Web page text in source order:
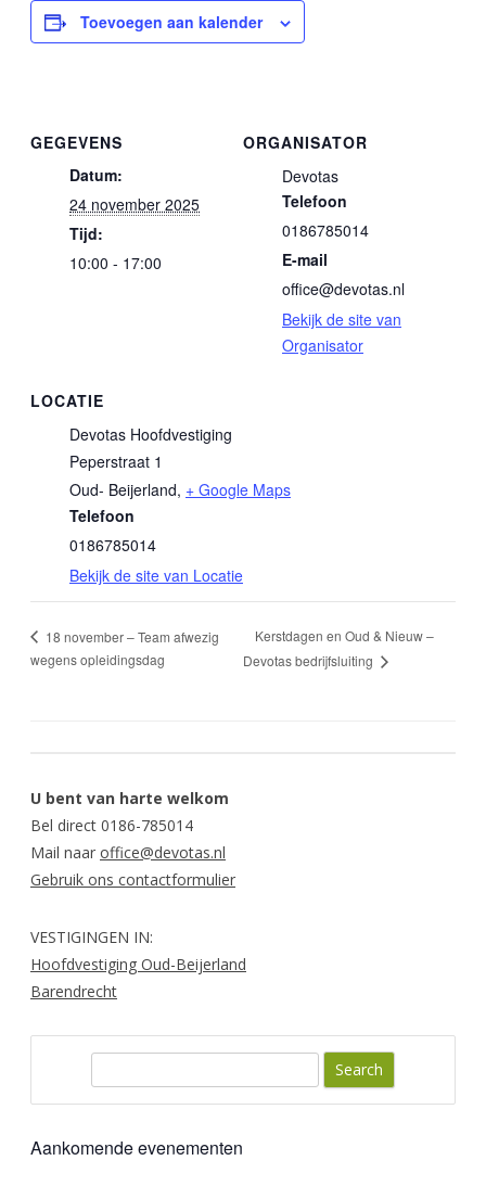
Toevoegen aan kalender
GEGEVENS
Datum:
24 november 2025
Tijd:
10:00 - 17:00
LOCATIE
Devotas Hoofdvestiging
Peperstraat 1
Oud- Beijerland, + Google Maps
Telefoon
0186785014
Bekijk de site van Locatie
ORGANISATOR
Devotas
Telefoon
0186785014
E-mail
office@devotas.nl
Bekijk de site van
Organisator
18 november – Team afwezig
wegens opleidingsdag
Kerstdagen en Oud & Nieuw –
Devotas bedrijfsluiting
U bent van harte welkom
Bel direct 0186-785014
Mail naar office@devotas.nl
Gebruik ons contactformulier
VESTIGINGEN IN:
Hoofdvestiging Oud-Beijerland
Barendrecht
r
Aankomende evenementen